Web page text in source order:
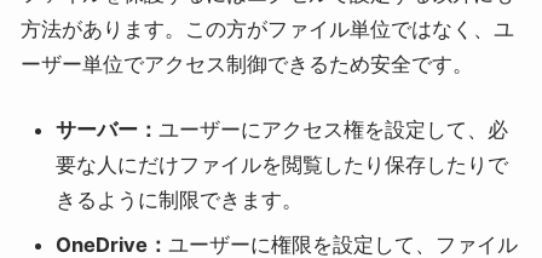
方法があります。この方がファイル単位ではなく、ユ
ーザー単位でアクセス制御できるため安全です。
サーバー：ユーザーにアクセス権を設定して、必
要な人にだけファイルを閲覧したり保存したりで
きるように制限できます。
OneDrive：ユーザーに権限を設定して、ファイル